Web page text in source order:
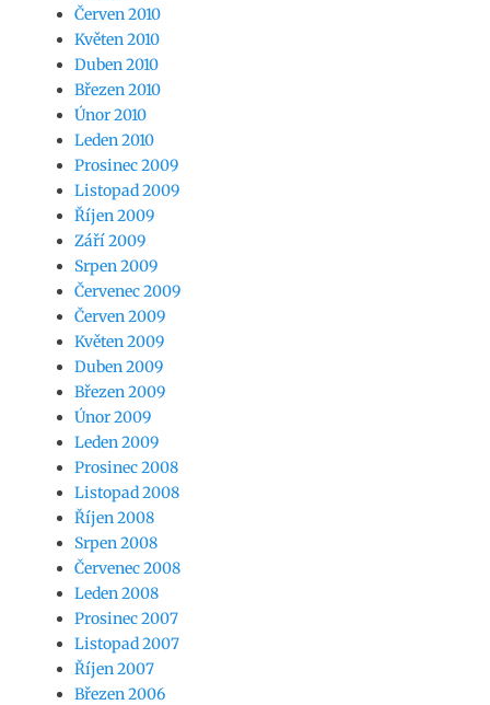
Červen 2010
Květen 2010
Duben 2010
Březen 2010
Únor 2010
Leden 2010
Prosinec 2009
Listopad 2009
Říjen 2009
Září 2009
Srpen 2009
Červenec 2009
Červen 2009
Květen 2009
Duben 2009
Březen 2009
Únor 2009
Leden 2009
Prosinec 2008
Listopad 2008
Říjen 2008
Srpen 2008
Červenec 2008
Leden 2008
Prosinec 2007
Listopad 2007
Říjen 2007
Březen 2006